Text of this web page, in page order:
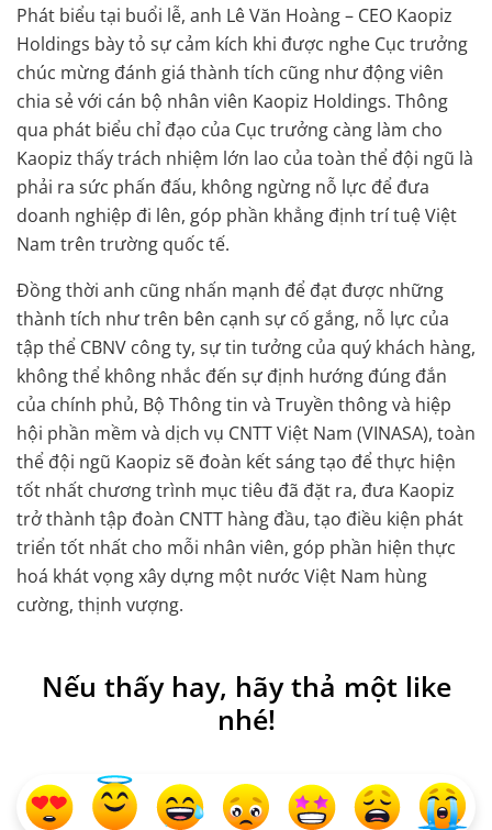
Phát biểu tại buổi lễ, anh Lê Văn Hoàng – CEO Kaopiz
Holdings bày tỏ sự cảm kích khi được nghe Cục trưởng
chúc mừng đánh giá thành tích cũng như động viên
chia sẻ với cán bộ nhân viên Kaopiz Holdings. Thông
qua phát biểu chỉ đạo của Cục trưởng càng làm cho
Kaopiz thấy trách nhiệm lớn lao của toàn thể đội ngũ là
phải ra sức phấn đấu, không ngừng nỗ lực để đưa
doanh nghiệp đi lên, góp phần khẳng định trí tuệ Việt
Nam trên trường quốc tế.
Đồng thời anh cũng nhấn mạnh để đạt được những
thành tích như trên bên cạnh sự cố gắng, nỗ lực của
tập thể CBNV công ty, sự tin tưởng của quý khách hàng,
không thể không nhắc đến sự định hướng đúng đắn
của chính phủ, Bộ Thông tin và Truyền thông và hiệp
hội phần mềm và dịch vụ CNTT Việt Nam (VINASA), toàn
thể đội ngũ Kaopiz sẽ đoàn kết sáng tạo để thực hiện
tốt nhất chương trình mục tiêu đã đặt ra, đưa Kaopiz
trở thành tập đoàn CNTT hàng đầu, tạo điều kiện phát
triển tốt nhất cho mỗi nhân viên, góp phần hiện thực
hoá khát vọng xây dựng một nước Việt Nam hùng
cường, thịnh vượng.
Nếu thấy hay, hãy thả một like
nhé!